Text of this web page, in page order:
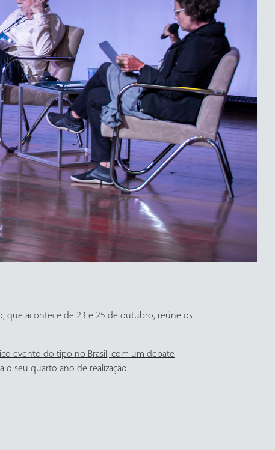
que acontece de 23 e 25 de outubro, reúne os
evento do tipo no Brasil, com um debate
o seu quarto ano de realização.